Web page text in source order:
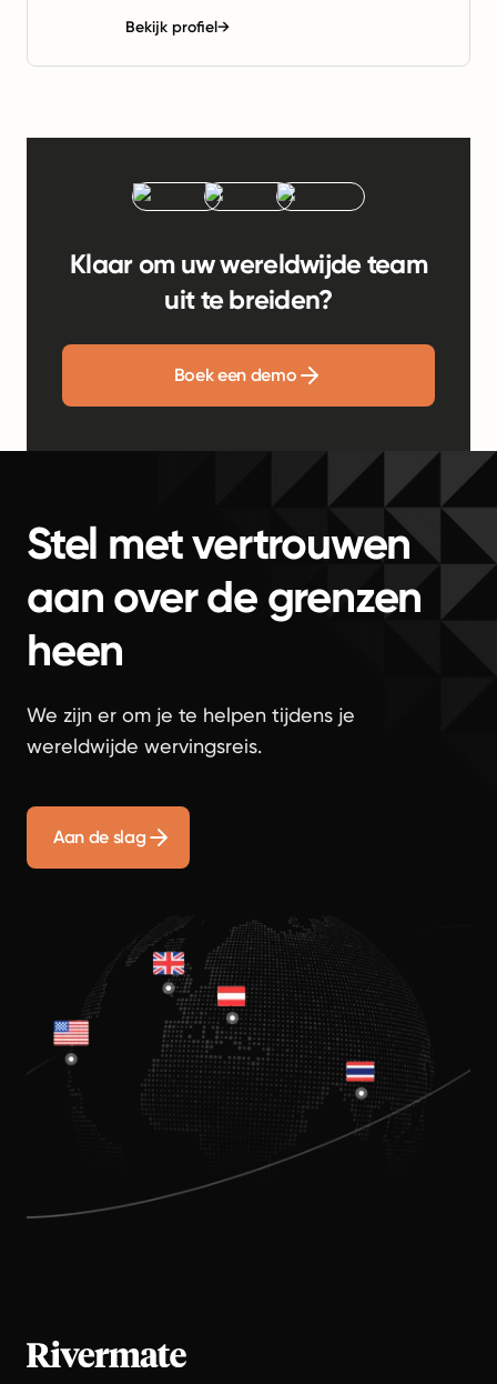
Bekijk profiel→
Klaar om uw wereldwijde team
uit te breiden?
Boek een demo
Stel met vertrouwen
aan over de grenzen
heen
We zijn er om je te helpen tijdens je
wereldwijde wervingsreis.
Aan de slag